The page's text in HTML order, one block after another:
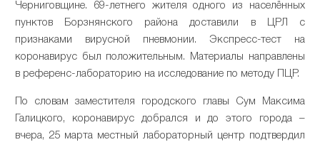
Черниговщине. 69-летнего жителя одного из населённых
пунктов Борзнянского района доставили в ЦРЛ с
признаками вирусной пневмонии. Экспресс-тест на
коронавирус был положительным. Материалы направлены
в референс-лабораторию на исследование по методу ПЦР.
По словам заместителя городского главы Сум Максима
Галицкого, коронавирус добрался и до этого города –
вчера, 25 марта местный лабораторный центр подтвердил